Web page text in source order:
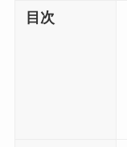
目次